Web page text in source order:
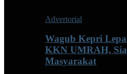
Advertorial
Wagub Kepri
KKN UMRAH,
Masyarakat